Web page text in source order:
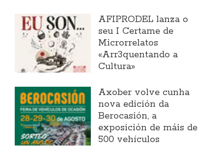
AFIPRODEL lanza o
seu I Certame de
Microrrelatos
«Arr3quentando a
Cultura»
Axober volve cunha
nova edición da
Berocasión, a
exposición de máis de
500 vehículos